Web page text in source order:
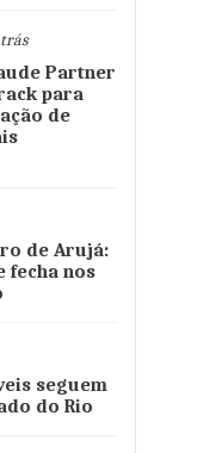
Partner
para
de
de Arujá:
fecha nos
seguem
do Rio